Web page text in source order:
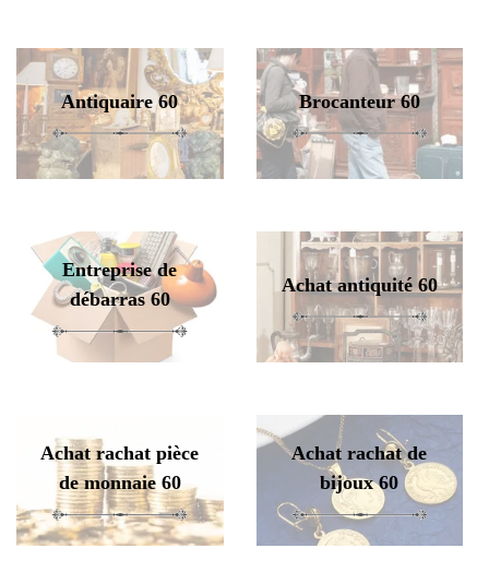
Antiquaire 60 Brocanteur 60
Entreprise de
débarras 60
Achat antiquité 60
Achat rachat pièce
de monnaie 60
Achat rachat de
bijoux 60